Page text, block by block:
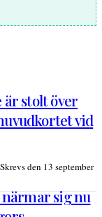
är stolt över
vid
Skrevs den 13 september
närmar sig nu